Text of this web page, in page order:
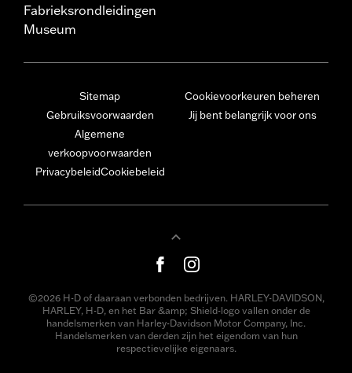
Fabrieksrondleidingen
Museum
Sitemap
Gebruiksvoorwaarden
Algemene
verkoopvoorwaarden
PrivacybeleidCookiebeleid
Cookievoorkeuren beheren
Jij bent belangrijk voor ons
©2026 H-D of daaraan verbonden bedrijven. HARLEY-DAVIDSON,
HARLEY, H-D, en het Bar &amp; Shield-logo vallen onder de
handelsmerken van Harley-Davidson Motor Company, Inc.
Handelsmerken van derden zijn het eigendom van hun
respectievelijke eigenaars.